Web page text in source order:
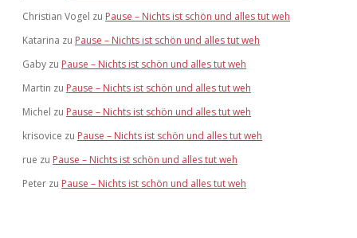
Christian Vogel zu Pause – Nichts ist schön und alles tut weh
Katarina zu Pause – Nichts ist schön und alles tut weh
Gaby zu Pause – Nichts ist schön und alles tut weh
Martin zu Pause – Nichts ist schön und alles tut weh
Michel zu Pause – Nichts ist schön und alles tut weh
krisovice zu Pause – Nichts ist schön und alles tut weh
rue zu Pause – Nichts ist schön und alles tut weh
Peter zu Pause – Nichts ist schön und alles tut weh